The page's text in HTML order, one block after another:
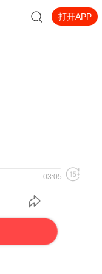
打开APP
03:05